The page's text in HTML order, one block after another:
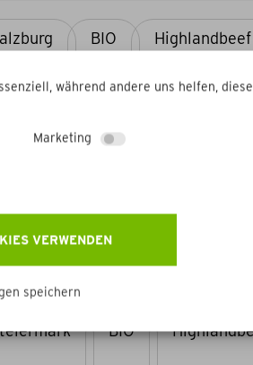
während andere uns helfen, diese
Marketing
VERWENDEN
speichern
BIO
BIO